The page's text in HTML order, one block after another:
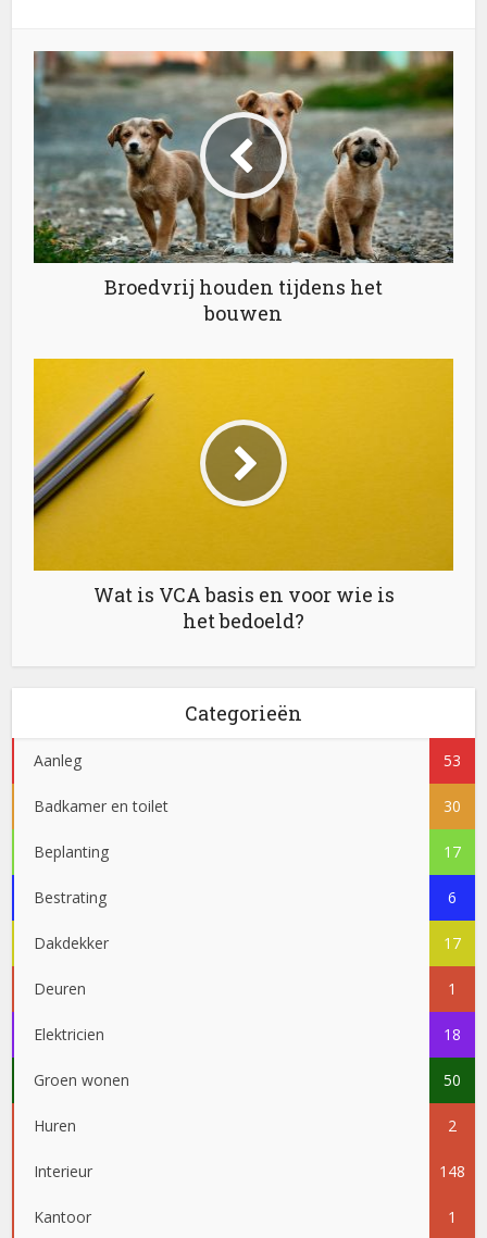
Broedvrij houden tijdens het
bouwen
Wat is VCA basis en voor wie is
het bedoeld?
Categorieën
Aanleg 53
Badkamer en toilet 30
Beplanting 17
Bestrating 6
Dakdekker 17
Deuren 1
Elektricien 18
Groen wonen 50
Huren 2
Interieur 148
Kantoor 1